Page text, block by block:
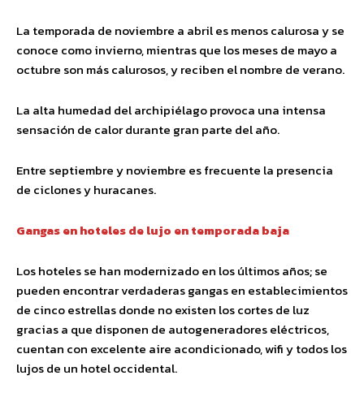
La temporada de noviembre a abril es menos calurosa y se
conoce como invierno, mientras que los meses de mayo a
octubre son más calurosos, y reciben el nombre de verano.
La alta humedad del archipiélago provoca una intensa
sensación de calor durante gran parte del año.
Entre septiembre y noviembre es frecuente la presencia
de ciclones y huracanes.
Gangas en hoteles de lujo en temporada baja
Los hoteles se han modernizado en los últimos años; se
pueden encontrar verdaderas gangas en establecimientos
de cinco estrellas donde no existen los cortes de luz
gracias a que disponen de autogeneradores eléctricos,
cuentan con excelente aire acondicionado, wifi y todos los
lujos de un hotel occidental.